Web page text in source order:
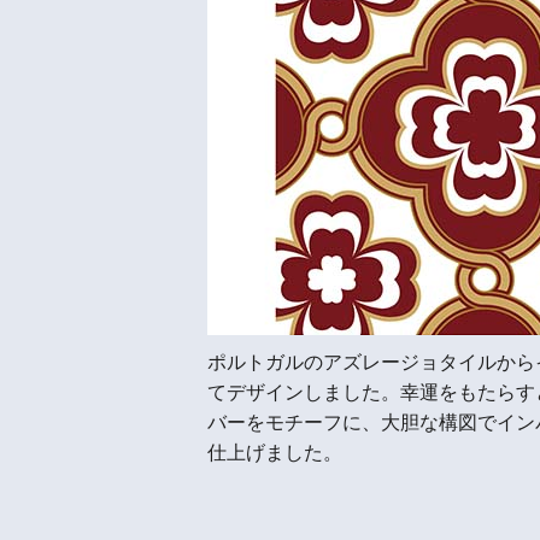
ポルトガルのアズレージョタイルか
てデザインしました。幸運をもたら
バーをモチーフに、大胆な構図でイ
仕上げました。